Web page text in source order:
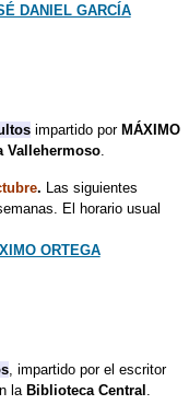
DANIEL GARCÍA
impartido por MÁXIMO
Vallehermoso.
. Las siguientes
El horario usual
ORTEGA
, impartido por el escritor
laBiblioteca Central